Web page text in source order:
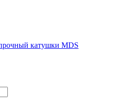
катушки MDS